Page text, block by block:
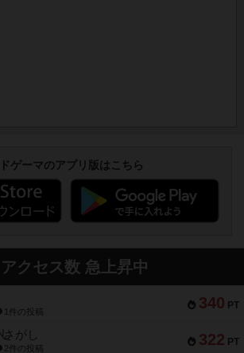
ゲーマのアプリ版はこちら
アクセス数 急上昇中
340 PT
1件の投稿
322 PT
がし
2件の投稿